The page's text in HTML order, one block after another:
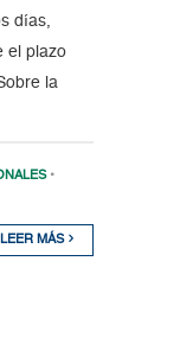
días,
el plazo
la
•
LEER MÁS